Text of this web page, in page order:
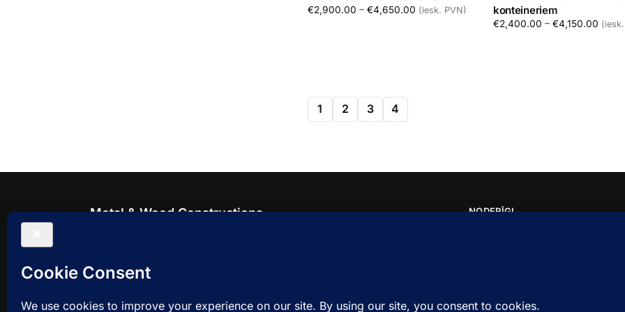
€2,900.00 – €4,650.00Price range: €2,900.00 through €4,650.00
(iesk. PVN)
Izvēlēties
konteineriem
€2,400.00 – €4,150.00Price
1 2 3 4
Metal & Wood Constructions
S., Sv. - Slēgts
NODERĪGI
Lietošanas Noteikumi